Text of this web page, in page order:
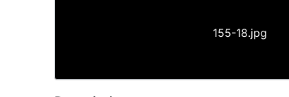
155-18.jpg